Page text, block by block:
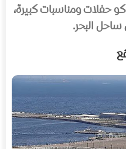
حفلات ومناسبات كبيرة،
البحر.